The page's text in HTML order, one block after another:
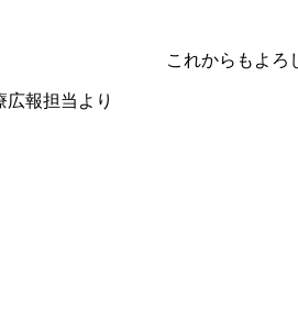
これからもよろ
広報担当より